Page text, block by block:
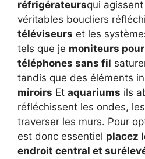
réfrigérateursqui
véritables boucliers
téléviseurs et les
tels que je moniteurs
téléphones sans fil
tandis que des éléments
miroirs Et aquariums ils
réfléchissent les ondes,
traverser les murs. Pour
est donc essentiel placez
endroit central et